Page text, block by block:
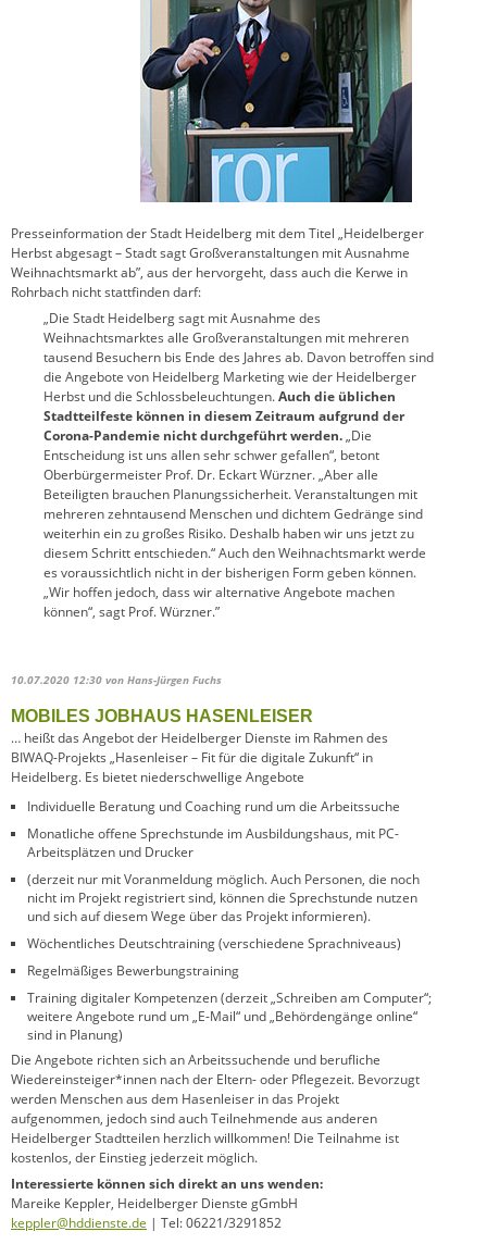
Presseinformation der Stadt Heidelberg mit dem Titel „Heidelberger
Herbst abgesagt – Stadt sagt Großveranstaltungen mit Ausnahme
Weihnachtsmarkt ab”, aus der hervorgeht, dass auch die Kerwe in
Rohrbach nicht stattfinden darf:
„Die Stadt Heidelberg sagt mit Ausnahme des
Weihnachtsmarktes alle Großveranstaltungen mit mehreren
tausend Besuchern bis Ende des Jahres ab. Davon betroffen sind
die Angebote von Heidelberg Marketing wie der Heidelberger
Herbst und die Schlossbeleuchtungen.Auch die üblichen
Stadtteilfeste können in diesem Zeitraum aufgrund der
Corona-Pandemie nicht durchgeführt werden.„Die
Entscheidung ist uns allen sehr schwer gefallen“, betont
Oberbürgermeister Prof. Dr. Eckart Würzner. „Aber alle
Beteiligten brauchen Planungssicherheit. Veranstaltungen mit
mehreren zehntausend Menschen und dichtem Gedränge sind
weiterhin ein zu großes Risiko. Deshalb haben wir uns jetzt zu
diesem Schritt entschieden.“ Auch den Weihnachtsmarkt werde
es voraussichtlich nicht in der bisherigen Form geben können.
„Wir hoffen jedoch, dass wir alternative Angebote machen
können“, sagt Prof. Würzner.”
10.07.2020 12:30 von Hans-Jürgen Fuchs
MOBILES JOBHAUS HASENLEISER
… heißt das Angebot der Heidelberger Dienste im Rahmen des
BIWAQ-Projekts „Hasenleiser – Fit für die digitale Zukunft“ in
Heidelberg. Es bietet niederschwellige Angebote
Individuelle Beratung und Coaching rund um die Arbeitssuche
Monatliche offene Sprechstunde im Ausbildungshaus, mit PC-
Arbeitsplätzen und Drucker
(derzeit nur mit Voranmeldung möglich. Auch Personen, die noch
nicht im Projekt registriert sind, können die Sprechstunde nutzen
und sich auf diesem Wege über das Projekt informieren).
Wöchentliches Deutschtraining (verschiedene Sprachniveaus)
Regelmäßiges Bewerbungstraining
Training digitaler Kompetenzen (derzeit „Schreiben am Computer“;
weitere Angebote rund um „E-Mail“ und „Behördengänge online“
sind in Planung)
Die Angebote richten sich an Arbeitssuchende und berufliche
Wiedereinsteiger*innen nach der Eltern- oder Pflegezeit. Bevorzugt
werden Menschen aus dem Hasenleiser in das Projekt
aufgenommen, jedoch sind auch Teilnehmende aus anderen
Heidelberger Stadtteilen herzlich willkommen! Die Teilnahme ist
kostenlos, der Einstieg jederzeit möglich.
Interessierte können sich direkt an uns wenden:
Mareike Keppler, Heidelberger Dienste gGmbH
keppler@hddienste.de | Tel: 06221/3291852